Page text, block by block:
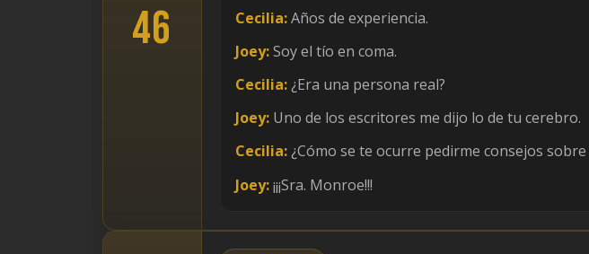
46
Cecilia:Años de experiencia.
Joey:Soy el tío en coma.
Cecilia: ¿Era una persona real?
Joey: Uno de los escritores me dijo lo de tu cerebro.
Cecilia:¿Cómo se te ocurre pedirme consejos
Joey:¡¡¡Sra. Monroe!!!